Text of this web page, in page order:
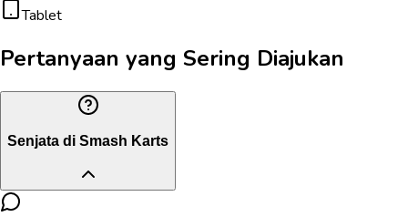
Tablet
Pertanyaan yang Sering Diajukan
Senjata di Smash Karts